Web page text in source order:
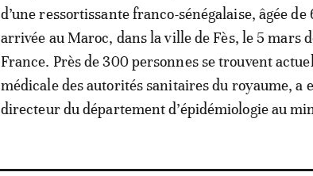
d’une ressortissante franco-sénégalaise, âgée
arrivée au Maroc, dans la ville de Fès, le 5 mars
France. Près de 300 personnes se trouvent
médicale des autorités sanitaires du royaume, a
directeur du département d’épidémiologie au